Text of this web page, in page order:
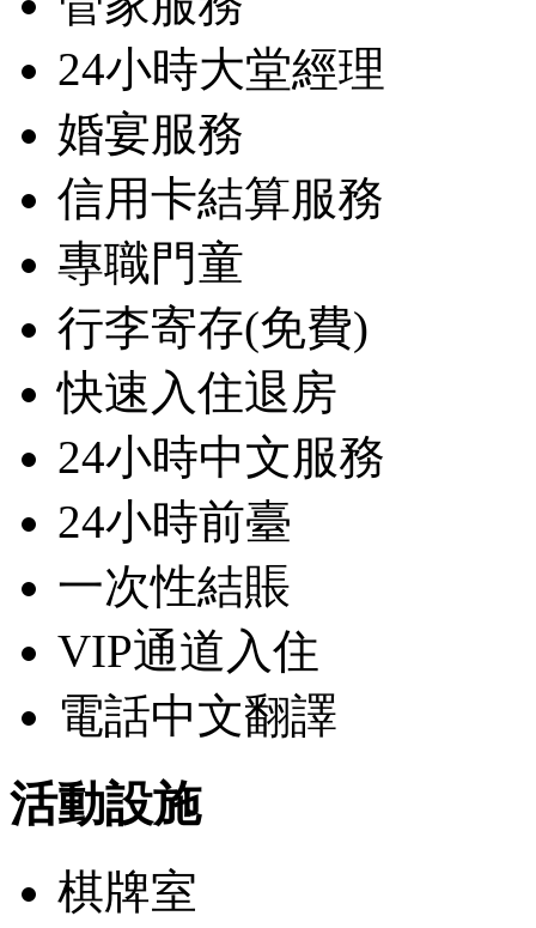
24小時大堂經理
婚宴服務
信用卡結算服務
專職門童
行李寄存(免費)
快速入住退房
24小時中文服務
24小時前臺
一次性結賬
VIP通道入住
電話中文翻譯
活動設施
棋牌室